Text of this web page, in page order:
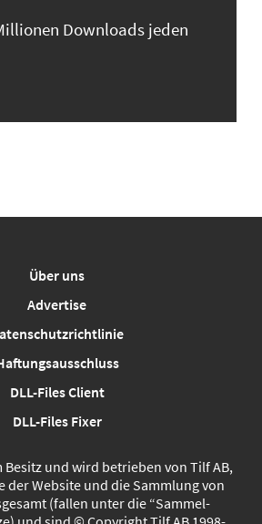
Downloads jeden
Über uns
Advertise
DLL-Files Client
DLL-Files Fixer
Besitz und wird betrieben von Tilf AB,
der Website und die Sammlung von
(fallen unter die “Sammel-